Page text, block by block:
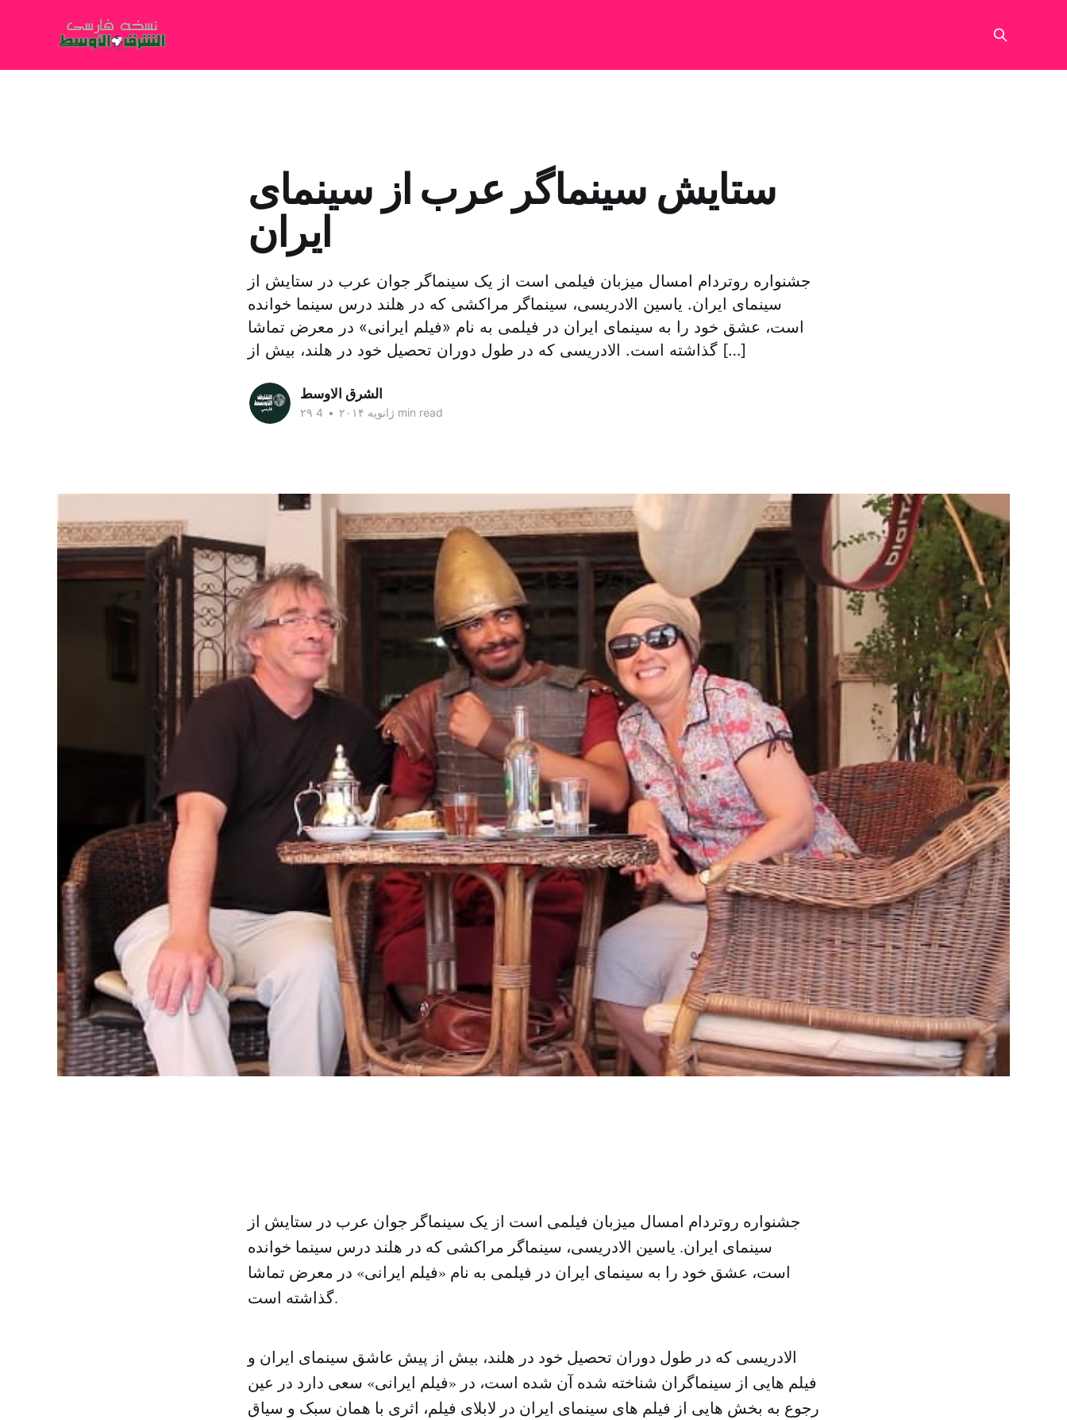
ستایش سینماگر عرب از سینمای
ایران
جشنواره روتردام امسال میزبان فیلمی است از یک سینماگر جوان عرب در ستایش از
سینمای ایران. یاسین الادریسی، سینماگر مراکشی که در هلند درس سینما خوانده
است، عشق خود را به سینمای ایران در فیلمی به نام «فیلم ایرانی» در معرض تماشا
گذاشته است. الادریسی که در طول دوران تحصیل خود در هلند، بیش از […]
الشرق الاوسط
۲۹ ژانویه ۲۰۱۴ • 4 min read
جشنواره روتردام امسال میزبان فیلمی است از یک سینماگر جوان عرب در ستایش از
سینمای ایران. یاسین الادریسی، سینماگر مراکشی که در هلند درس سینما خوانده
است، عشق خود را به سینمای ایران در فیلمی به نام «فیلم ایرانی» در معرض تماشا
گذاشته است.
الادریسی که در طول دوران تحصیل خود در هلند، بیش از پیش عاشق سینمای ایران و
فیلم هایی از سینماگران شناخته شده آن شده است، در «فیلم ایرانی» سعی دارد در عین
رجوع به بخش هایی از فیلم های سینمای ایران در لابلای فیلم، اثری با همان سبک و سیاق